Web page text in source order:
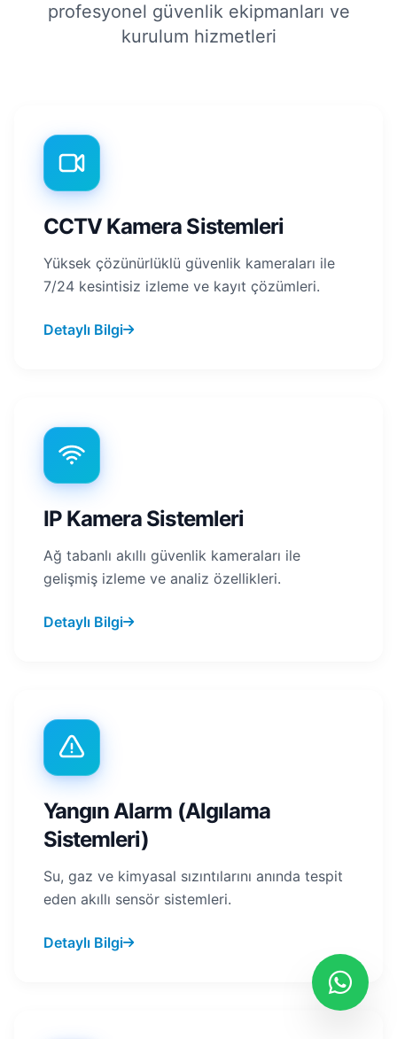
profesyonel güvenlik ekipmanları ve
kurulum hizmetleri
CCTV Kamera Sistemleri
Yüksek çözünürlüklü güvenlik kameraları ile
7/24 kesintisiz izleme ve kayıt çözümleri.
Detaylı Bilgi
IP Kamera Sistemleri
Ağ tabanlı akıllı güvenlik kameraları ile
gelişmiş izleme ve analiz özellikleri.
Detaylı Bilgi
Yangın Alarm (Algılama
Sistemleri)
Su, gaz ve kimyasal sızıntılarını anında tespit
eden akıllı sensör sistemleri.
Detaylı Bilgi